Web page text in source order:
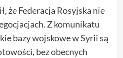
że Federacja Rosyjska nie
Z komunikatu
bazy wojskowe w Syrii są
bez obecnych